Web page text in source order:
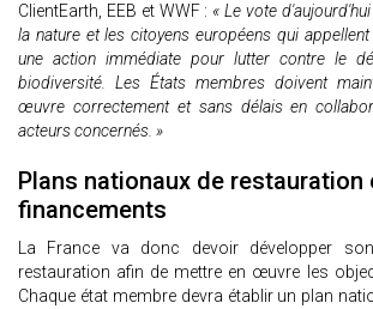
ClientEarth, EEB et WWF : « Le vote
la nature et les citoyens européens qui
une action immédiate pour lutter contre le
biodiversité. Les États membres doivent
œuvre correctement et sans délais en
acteurs concernés. »
Plans nationaux de restauration
financements
La France va donc devoir développer
restauration afin de mettre en œuvre les
Chaque état membre devra établir un plan